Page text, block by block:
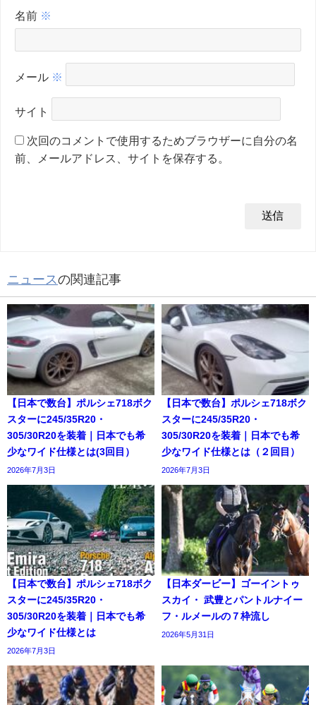
名前 ※
メール ※
サイト
次回のコメントで使用するためブラウザーに自分の名
前、メールアドレス、サイトを保存する。
ニュースの関連記事
【日本で数台】ポルシェ718ボク
スターに245/35R20・
305/30R20を装着｜日本でも希
少なワイド仕様とは(3回目）
2026年7月3日
【日本で数台】ポルシェ718ボク
スターに245/35R20・
305/30R20を装着｜日本でも希
少なワイド仕様とは（２回目）
2026年7月3日
【日本で数台】ポルシェ718ボク
スターに245/35R20・
305/30R20を装着｜日本でも希
少なワイド仕様とは
2026年7月3日
【日本ダービー】ゴーイントゥ
スカイ・ 武豊とパントルナイー
フ・ルメールの７枠流し
2026年5月31日